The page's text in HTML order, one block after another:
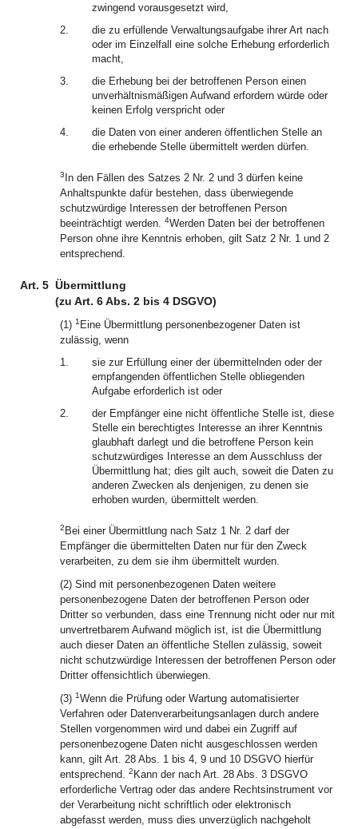
zwingend vorausgesetzt wird,
2.
die zu erfüllende Verwaltungsaufgabe ihrer Art nach
oder im Einzelfall eine solche Erhebung erforderlich
macht,
3.
die Erhebung bei der betroffenen Person einen
unverhältnismäßigen Aufwand erfordern würde oder
keinen Erfolg verspricht oder
4.
die Daten von einer anderen öffentlichen Stelle an
die erhebende Stelle übermittelt werden dürfen.
3 In den Fällen des Satzes 2 Nr. 2 und 3 dürfen keine
Anhaltspunkte dafür bestehen, dass überwiegende
schutzwürdige Interessen der betroffenen Person
beeinträchtigt werden. 4Werden Daten bei der betroffenen
Person ohne ihre Kenntnis erhoben, gilt Satz 2 Nr. 1 und 2
entsprechend.
Art. 5 Übermittlung
(zu Art. 6 Abs. 2 bis 4 DSGVO)
(1) 1 Eine Übermittlung personenbezogener Daten ist
zulässig, wenn
1.
sie zur Erfüllung einer der übermittelnden oder der
empfangenden öffentlichen Stelle obliegenden
Aufgabe erforderlich ist oder
2.
der Empfänger eine nicht öffentliche Stelle ist, diese
Stelle ein berechtigtes Interesse an ihrer Kenntnis
glaubhaft darlegt und die betroffene Person kein
schutzwürdiges Interesse an dem Ausschluss der
Übermittlung hat; dies gilt auch, soweit die Daten zu
anderen Zwecken als denjenigen, zu denen sie
erhoben wurden, übermittelt werden.
2 Bei einer Übermittlung nach Satz 1 Nr. 2 darf der
Empfänger die übermittelten Daten nur für den Zweck
verarbeiten, zu dem sie ihm übermittelt wurden.
(2) Sind mit personenbezogenen Daten weitere
personenbezogene Daten der betroffenen Person oder
Dritter so verbunden, dass eine Trennung nicht oder nur mit
unvertretbarem Aufwand möglich ist, ist die Übermittlung
auch dieser Daten an öffentliche Stellen zulässig, soweit
nicht schutzwürdige Interessen der betroffenen Person oder
Dritter offensichtlich überwiegen.
(3) 1Wenn die Prüfung oder Wartung automatisierter
Verfahren oder Datenverarbeitungsanlagen durch andere
Stellen vorgenommen wird und dabei ein Zugriff auf
personenbezogene Daten nicht ausgeschlossen werden
kann, gilt Art. 28 Abs. 1 bis 4, 9 und 10 DSGVO hierfür
entsprechend. 2 Kann der nach Art. 28 Abs. 3 DSGVO
erforderliche Vertrag oder das andere Rechtsinstrument vor
der Verarbeitung nicht schriftlich oder elektronisch
abgefasst werden, muss dies unverzüglich nachgeholt